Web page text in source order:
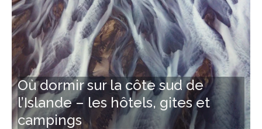
Où dormir sur la côte sud de
l’Islande – les hôtels, gites et
campings